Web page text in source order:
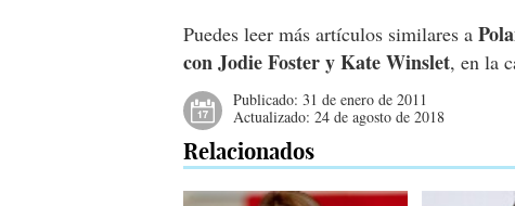
Puedes leer más artículos similares a
con Jodie Foster y Kate Winslet, en la
Publicado:31 de enero de 2011
Actualizado:24 de agosto de 2018
Relacionados